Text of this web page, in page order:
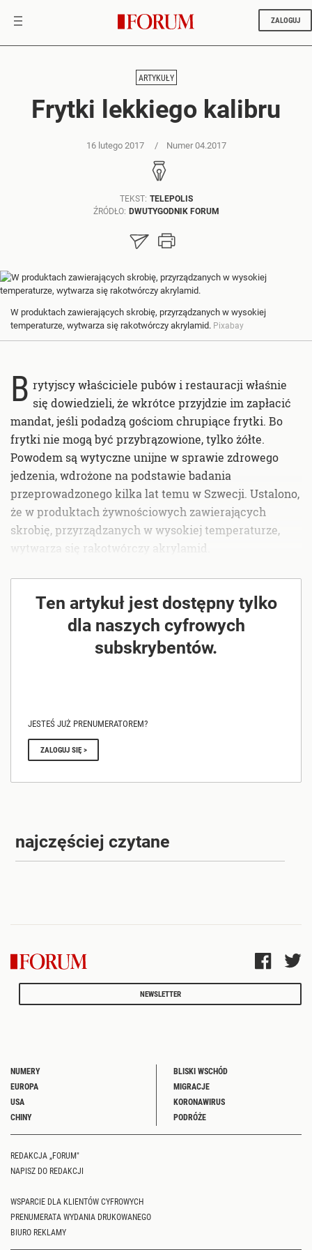
ZALOGUJ
TEKST: TELEPOLIS
ŹRÓDŁO: DWUTYGODNIK FORUM
ARTYKUŁY
Frytki lekkiego kalibru
16 lutego 2017 Numer 04.2017
W produktach zawierających skrobię, przyrządzanych w wysokiej
temperaturze, wytwarza się rakotwórczy akrylamid. Pixabay
B rytyjscy właściciele pubów i restauracji właśnie
się dowiedzieli, że wkrótce przyjdzie im zapłacić
mandat, jeśli podadzą gościom chrupiące frytki. Bo
frytki nie mogą być przybrązowione, tylko żółte.
Powodem są wytyczne unijne w sprawie zdrowego
jedzenia, wdrożone na podstawie badania
przeprowadzonego kilka lat temu w Szwecji. Ustalono,
że w produktach żywnościowych zawierających
skrobię, przyrządzanych w wysokiej temperaturze,
wytwarza się rakotwórczy akrylamid.
Ten artykuł jest dostępny tylko
dla naszych cyfrowych
subskrybentów.
JESTEŚ JUŻ PRENUMERATOREM?
ZALOGUJ SIĘ >
najczęściej czytane
NEWSLETTER
NUMERY
EUROPA
USA
CHINY
BLISKI WSCHÓD
MIGRACJE
KORONAWIRUS
PODRÓŻE
REDAKCJA „FORUM"
NAPISZ DO REDAKCJI
WSPARCIE DLA KLIENTÓW CYFROWYCH
PRENUMERATA WYDANIA DRUKOWANEGO
BIURO REKLAMY